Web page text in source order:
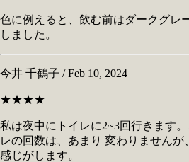
色に例えると、飲む前はダークグレ
しました。
今井 千鶴子 / Feb 10, 2024
★★★★
私は夜中にトイレに2~3回行きます
レの回数は、あまり 変わりません
感じがします。